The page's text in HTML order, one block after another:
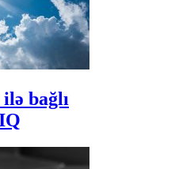
ilə bağlı